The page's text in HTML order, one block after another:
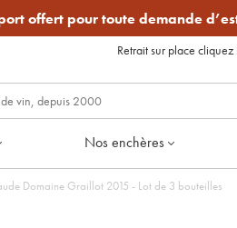
offert pour toute demande
Retrait sur place cliquez
Nos enchères
Domaine Graillot 2015 - Lot de 3 bouteilles